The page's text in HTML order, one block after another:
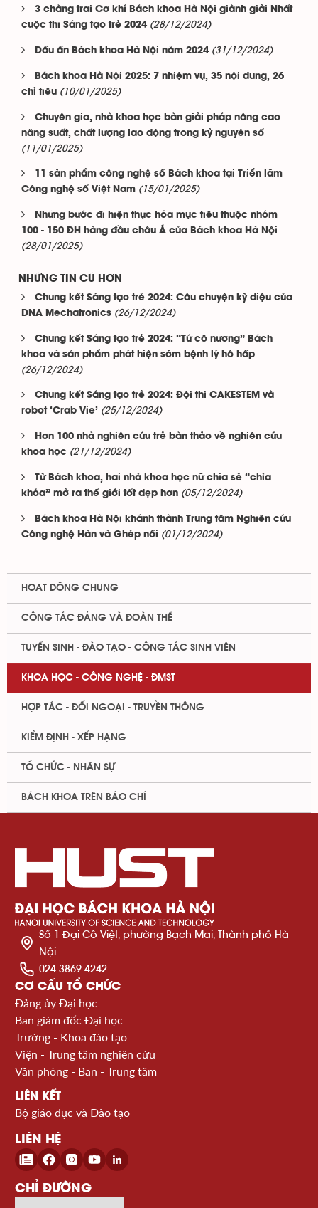
3 chàng trai Cơ khí Bách khoa Hà Nội giành giải Nhất
cuộc thi Sáng tạo trẻ 2024 (28/12/2024)
Dấu ấn Bách khoa Hà Nội năm 2024 (31/12/2024)
Bách khoa Hà Nội 2025: 7 nhiệm vụ, 35 nội dung, 26
chỉ tiêu (10/01/2025)
Chuyên gia, nhà khoa học bàn giải pháp nâng cao
năng suất, chất lượng lao động trong kỷ nguyên số
(11/01/2025)
11 sản phẩm công nghệ số Bách khoa tại Triển lãm
Công nghệ số Việt Nam (15/01/2025)
Những bước đi hiện thực hóa mục tiêu thuộc nhóm
100 - 150 ĐH hàng đầu châu Á của Bách khoa Hà Nội
(28/01/2025)
NHỮNG TIN CŨ HƠN
Chung kết Sáng tạo trẻ 2024: Câu chuyện kỳ diệu của
DNA Mechatronics (26/12/2024)
Chung kết Sáng tạo trẻ 2024: “Tứ cô nương” Bách
khoa và sản phẩm phát hiện sớm bệnh lý hô hấp
(26/12/2024)
Chung kết Sáng tạo trẻ 2024: Đội thi CAKESTEM và
robot ‘Crab Vie’ (25/12/2024)
Hơn 100 nhà nghiên cứu trẻ bàn thảo về nghiên cứu
khoa học (21/12/2024)
Từ Bách khoa, hai nhà khoa học nữ chia sẻ “chìa
khóa” mở ra thế giới tốt đẹp hơn (05/12/2024)
Bách khoa Hà Nội khánh thành Trung tâm Nghiên cứu
Công nghệ Hàn và Ghép nối (01/12/2024)
HOẠT ĐỘNG CHUNG
CÔNG TÁC ĐẢNG VÀ ĐOÀN THỂ
TUYỂN SINH - ĐÀO TẠO - CÔNG TÁC SINH VIÊN
KHOA HỌC - CÔNG NGHỆ - ĐMST
HỢP TÁC - ĐỐI NGOẠI - TRUYỀN THÔNG
KIỂM ĐỊNH - XẾP HẠNG
TỔ CHỨC - NHÂN SỰ
BÁCH KHOA TRÊN BÁO CHÍ
Số 1 Đại Cồ Việt, phường Bạch Mai, Thành phố Hà
Nội
024 3869 4242
CƠ CẤU TỔ CHỨC
Đảng ủy Đại học
Ban giám đốc Đại học
Trường - Khoa đào tạo
Viện - Trung tâm nghiên cứu
Văn phòng - Ban - Trung tâm
LIÊN KẾT
Bộ giáo dục và Đào tạo
LIÊN HỆ
CHỈ ĐƯỜNG